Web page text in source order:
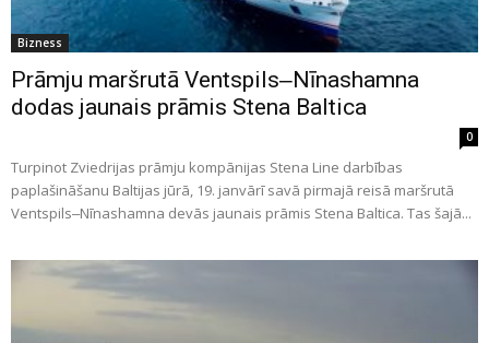
Bizness
Prāmju maršrutā Ventspils‒Nīnashamna
dodas jaunais prāmis Stena Baltica
0
Turpinot Zviedrijas prāmju kompānijas Stena Line darbības
paplašināšanu Baltijas jūrā, 19. janvārī savā pirmajā reisā maršrutā
Ventspils‒Nīnashamna devās jaunais prāmis Stena Baltica. Tas šajā...